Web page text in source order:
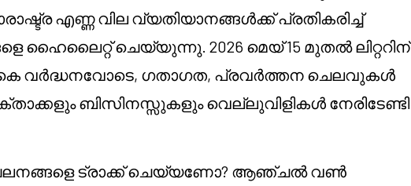
എണ്ണ വില വ്യതിയാനങ്ങൾക്ക് പ്രതികരിച്ച്
ഹൈലൈറ്റ് ചെയ്യുന്നു. 2026 മെയ് 15 മുതൽ ലിറ്ററിന്
വർദ്ധനവോടെ, ഗതാഗത, പ്രവർത്തന ചെലവുകൾ
ബിസിനസ്സുകളും വെല്ലുവിളികൾ നേരിടേണ്ടി
ചലനങ്ങളെ ട്രാക്ക് ചെയ്യണോ? ആഞ്ചൽ വൺ